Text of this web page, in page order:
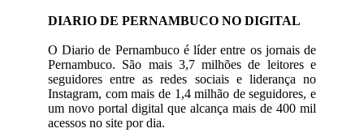
DIARIO DE PERNAMBUCO NO DIGITAL
O Diario de Pernambuco é líder entre os jornais de
Pernambuco. São mais 3,7 milhões de leitores e
seguidores entre as redes sociais e liderança no
Instagram, com mais de 1,4 milhão de seguidores, e
um novo portal digital que alcança mais de 400 mil
acessos no site por dia.